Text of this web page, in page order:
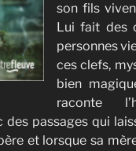
son fils
Lui fait des
personnes
ces clefs,
bien
raconte
des passages qui
et lorsque sa